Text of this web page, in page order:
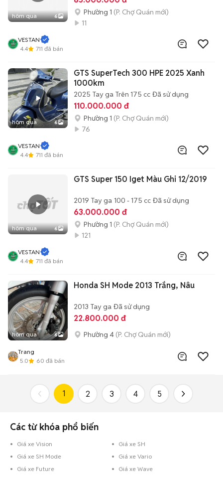
hôm qua 6 Phường 1 (P. Chợ Quán mới)
11
VESTAN
4.4
711 đã bán
hôm qua 6
GTS SuperTech 300 HPE 2025 Xanh
1000km
2025 Tay ga Trên 175 cc Đã sử dụng
110.000.000 đ
Phường 1 (P. Chợ Quán mới)
76
VESTAN
4.4
711 đã bán
hôm qua 6
GTS Super 150 Iget Màu Ghi 12/2019
2019 Tay ga 100 - 175 cc Đã sử dụng
63.000.000 đ
Phường 1 (P. Chợ Quán mới)
121
VESTAN
4.4
711 đã bán
hôm qua 6
Honda SH Mode 2013 Trắng, Nâu
2013 Tay ga Đã sử dụng
22.800.000 đ
Phường 4 (P. Chợ Quán mới)
Trang
5.0
60 đã bán
1 2 3 4 5
Các từ khóa phổ biến
Giá xe Vision
Giá xe SH
Giá xe SH Mode
Giá xe Vario
Giá xe Future
Giá xe Wave